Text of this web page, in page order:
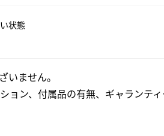
状態
いません。
ョン、付属品の有無、ギャランテ